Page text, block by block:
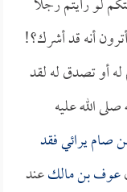
أنه قد أشرك؟!
أو تصدق له لقد
الله عليه
صام يرائي فقد
عوف بن مالكعند